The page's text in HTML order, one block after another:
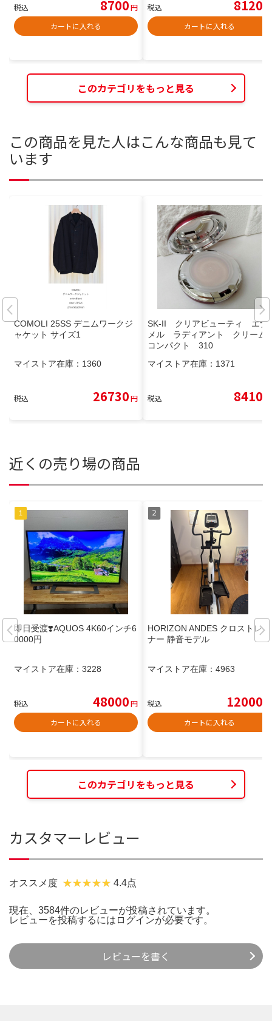
税込 8700円
カートに入れる
税込 8120
カートに入れる
このカテゴリをもっと見る
この商品を見た人はこんな商品も見て
います
COMOLI 25SS デニムワークジ
ャケット サイズ1
マイストア在庫： 1360
税込 26730円
SK-II クリアビューティ エナ
メル ラディアント クリーム
コンパクト 310
マイストア在庫： 1371
税込 8410
近くの売り場の商品
即日受渡❣️AQUOS 4K60インチ6
0000円
マイストア在庫： 3228
税込 48000円
カートに入れる
HORIZON ANDES クロストレー
ナー 静音モデル
マイストア在庫： 4963
税込 12000
カートに入れる
このカテゴリをもっと見る
カスタマーレビュー
オススメ度 4.4点
現在、3584件のレビューが投稿されています。
レビューを投稿するには ログインが必要です。
レビューを書く